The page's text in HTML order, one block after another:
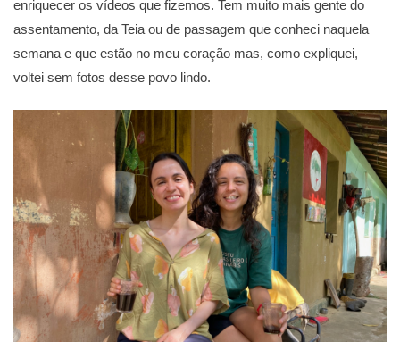
enriquecer os vídeos que fizemos. Tem muito mais gente do
assentamento, da Teia ou de passagem que conheci naquela
semana e que estão no meu coração mas, como expliquei,
voltei sem fotos desse povo lindo.